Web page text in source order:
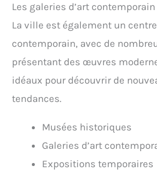
Les galeries d’art contemporain
La ville est également un
contemporain, avec de
présentant des œuvres
idéaux pour découvrir de
tendances.
Musées historiques
Galeries d’art
Expositions temporaires